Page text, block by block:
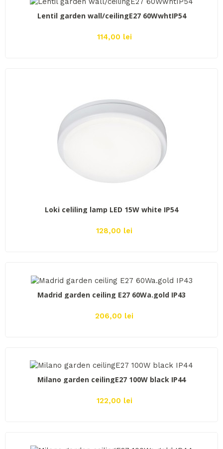
Lentil garden wall/ceilingE27 60WwhtIP54
114,00 lei
Loki celiling lamp LED 15W white IP54
128,00 lei
ADAUGĂ ÎN COŞ
Madrid garden ceiling E27 60Wa.gold IP43
206,00 lei
Milano garden ceilingE27 100W black IP44
122,00 lei